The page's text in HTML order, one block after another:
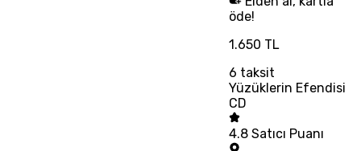
öde!
1.650 TL
6 taksit
Yüzüklerin Efendisi
CD
4.8 Satıcı Puanı